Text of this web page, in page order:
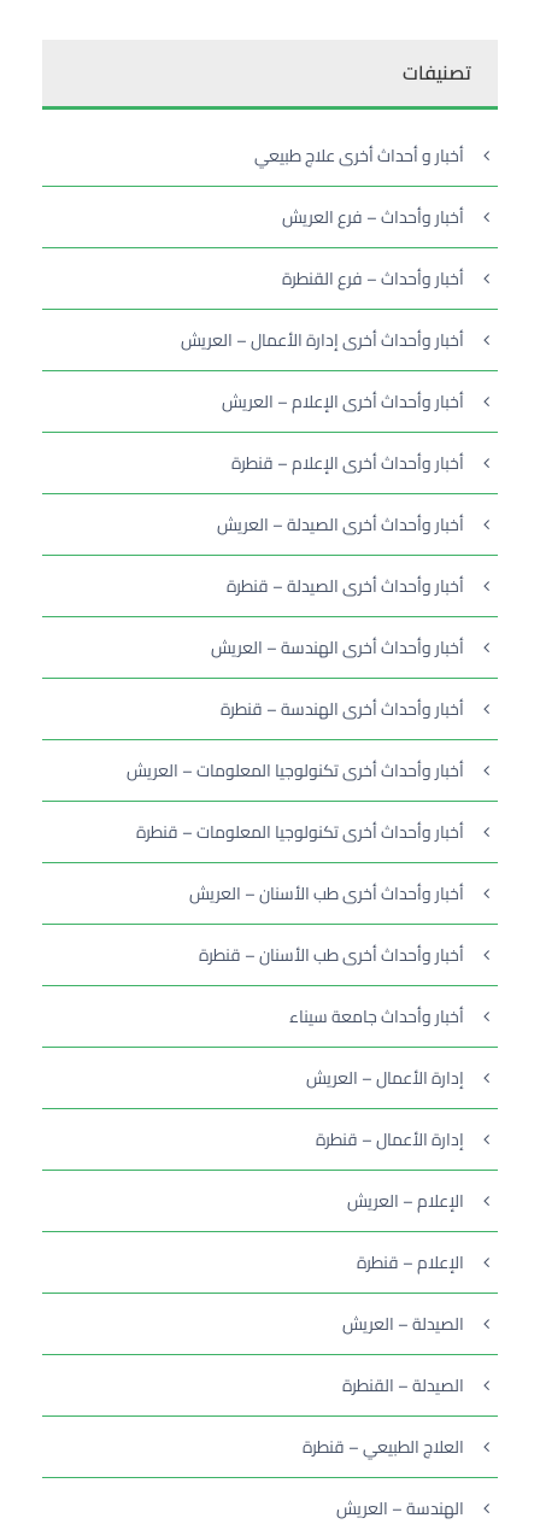
تصنيفات
أخبار و أحداث أخرى علاج طبيعي
أخبار وأحداث – فرع العريش
أخبار وأحداث – فرع القنطرة
أخبار وأحداث أخرى إدارة الأعمال – العريش
أخبار وأحداث أخرى الإعلام – العريش
أخبار وأحداث أخرى الإعلام – قنطرة
أخبار وأحداث أخرى الصيدلة – العريش
أخبار وأحداث أخرى الصيدلة – قنطرة
أخبار وأحداث أخرى الهندسة – العريش
أخبار وأحداث أخرى الهندسة – قنطرة
أخبار وأحداث أخرى تكنولوجيا المعلومات – العريش
أخبار وأحداث أخرى تكنولوجيا المعلومات – قنطرة
أخبار وأحداث أخرى طب الأسنان – العريش
أخبار وأحداث أخرى طب الأسنان – قنطرة
أخبار وأحداث جامعة سيناء
إدارة الأعمال – العريش
إدارة الأعمال – قنطرة
الإعلام – العريش
الإعلام – قنطرة
الصيدلة – العريش
الصيدلة – القنطرة
العلاج الطبيعي – قنطرة
الهندسة – العريش